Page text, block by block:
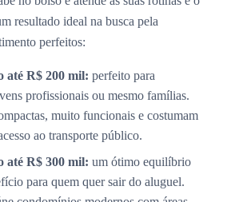
resultado ideal na busca pela
perfeitos:
até R$ 200 mil: perfeito para
profissionais ou mesmo famílias.
muito funcionais e costumam
ao transporte público.
até R$ 300 mil: um ótimo equilíbrio
para quem quer sair do aluguel.